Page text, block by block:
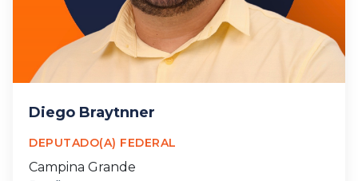
Diego Braytnner
DEPUTADO(A) FEDERAL
Campina Grande